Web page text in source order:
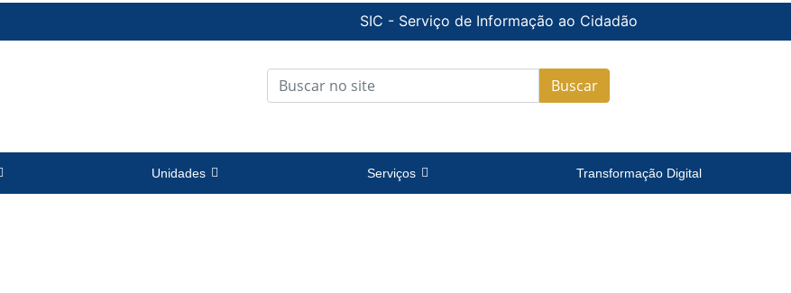
SIC - Serviço de Informação ao Cidadão
Buscar
Unidades Serviços Transformação Digital